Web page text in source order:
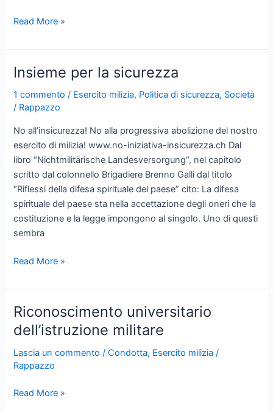
Un
no!
Un
no
allo
smantellamento
nostra
sicurezza
Read More »
Insieme per la sicurezza
1 commento / Esercito milizia, Politica di sicurezza, Società
/ Rappazzo
No all’insicurezza! No alla progressiva abolizione del nostro
esercito di milizia! www.no-iniziativa-insicurezza.ch Dal
libro “Nichtmilitärische Landesversorgung“, nel capitolo
scritto dal colonnello Brigadiere Brenno Galli dal titolo
“Riflessi della difesa spirituale del paese” cito: La difesa
spirituale del paese sta nella accettazione degli oneri che la
costituzione e la legge impongono al singolo. Uno di questi
sembra
Insieme
la
sicurezza
Read More »
Riconoscimento universitario
dell’istruzione militare
Lascia un commento /Condotta, Esercito milizia /
Rappazzo
Riconoscimento
Read More »